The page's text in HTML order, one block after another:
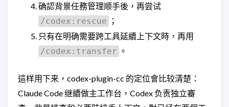
确認背景任務管理顺手後，再尝试
/codex:rescue
；
只有在明确需要跨工具延續上下文時，再用
/codex:transfer 。
這样用下来，codex-plugin-cc 的定位會比较清楚：
Claude Code 继續做主工作台，Codex 负责独立審